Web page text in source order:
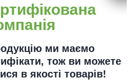
ми маємо
тож ви можете
в якості товарів!